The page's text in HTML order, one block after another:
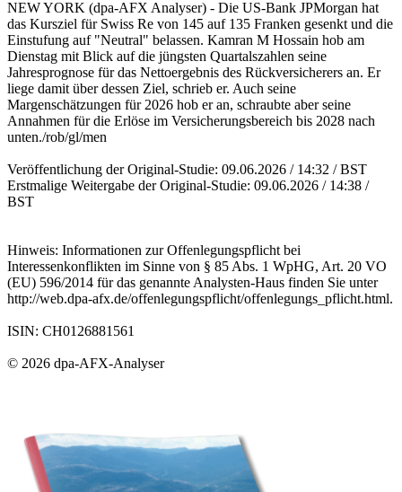
NEW YORK (dpa-AFX Analyser) - Die US-Bank JPMorgan hat
das Kursziel für Swiss Re von 145 auf 135 Franken gesenkt und die
Einstufung auf "Neutral" belassen. Kamran M Hossain hob am
Dienstag mit Blick auf die jüngsten Quartalszahlen seine
Jahresprognose für das Nettoergebnis des Rückversicherers an. Er
liege damit über dessen Ziel, schrieb er. Auch seine
Margenschätzungen für 2026 hob er an, schraubte aber seine
Annahmen für die Erlöse im Versicherungsbereich bis 2028 nach
unten./rob/gl/men
Veröffentlichung der Original-Studie: 09.06.2026 / 14:32 / BST
Erstmalige Weitergabe der Original-Studie: 09.06.2026 / 14:38 /
BST
Hinweis: Informationen zur Offenlegungspflicht bei
Interessenkonflikten im Sinne von § 85 Abs. 1 WpHG, Art. 20 VO
(EU) 596/2014 für das genannte Analysten-Haus finden Sie unter
http://web.dpa-afx.de/offenlegungspflicht/offenlegungs_pflicht.html.
ISIN: CH0126881561
© 2026 dpa-AFX-Analyser